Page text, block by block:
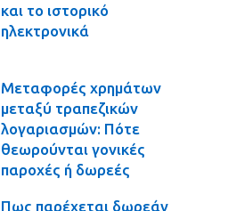
και το ιστορικό
ηλεκτρονικά
Μεταφορές χρημάτων
μεταξύ τραπεζικών
λογαριασμών: Πότε
θεωρούνται γονικές
παροχές ή δωρεές
Πως παρέχεται δωρεάν